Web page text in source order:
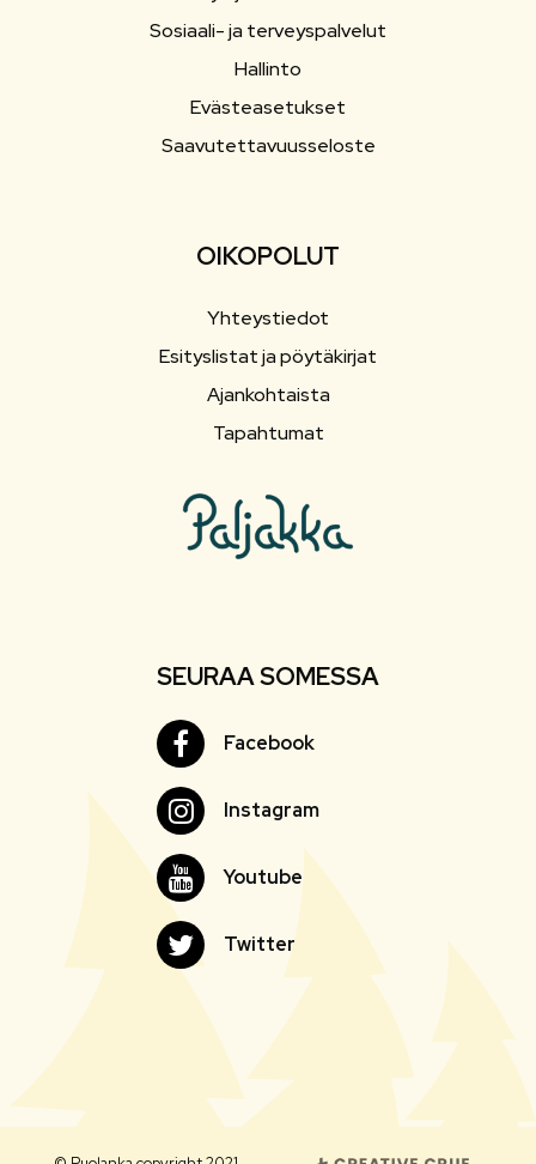
Sosiaali- ja terveyspalvelut
Hallinto
Evästeasetukset
Saavutettavuusseloste
OIKOPOLUT
Yhteystiedot
Esityslistat ja pöytäkirjat
Ajankohtaista
Tapahtumat
SEURAA SOMESSA
FacebookFacebook
InstagramInstagram
YoutubeYoutube
Twitter Twitter